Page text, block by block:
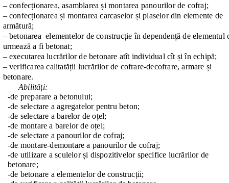
– confecționarea, asamblarea și montarea panourilor de cofraj;
– confecționarea și montarea carcaselor și plaselor din elemente de
armătură;
– betonarea  elementelor de construcție în dependență de elementul
urmează a fi betonat;
– executarea lucrărilor de betonare atît individual cît și în echipă;
– verificarea calitatății lucrărilor de cofrare-decofrare, armare și
betonare.
Abilități:
-de preparare a betonului;
-de selectare a agregatelor pentru beton;
-de selectare a barelor de oțel;
-de montare a barelor de oțel;
-de selectare a panourilor de cofraj;
-de montare-demontare a panourilor de cofraj;
-de utilizare a sculelor și dispozitivelor specifice lucrărilor de
betonare;
-de betonare a elementelor de construcții;